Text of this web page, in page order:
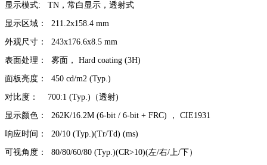
显示模式: TN ，常白显示，透射式
显示区域： 211.2x158.4 mm
外观尺寸： 243x176.6x8.5 mm
表面处理： 雾面， Hard coating (3H)
面板亮度： 450 cd/m2 (Typ.)
对比度： 700:1 (Typ.) （透射)
显示颜色： 262K/16.2M (6-bit / 6-bit + FRC) ， CIE1931
响应时间： 20/10 (Typ.)(Tr/Td) (ms)
可视角度： 80/80/60/80 (Typ.)(CR>10)(左/右/ 上/下）